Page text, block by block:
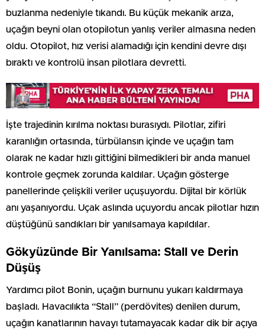
buzlanma nedeniyle tıkandı. Bu küçük mekanik arıza,
uçağın beyni olan otopilotun yanlış veriler almasına neden
oldu. Otopilot, hız verisi alamadığı için kendini devre dışı
bıraktı ve kontrolü insan pilotlara devretti.
İşte trajedinin kırılma noktası burasıydı. Pilotlar, zifiri
karanlığın ortasında, türbülansın içinde ve uçağın tam
olarak ne kadar hızlı gittiğini bilmedikleri bir anda manuel
kontrole geçmek zorunda kaldılar. Uçağın gösterge
panellerinde çelişkili veriler uçuşuyordu. Dijital bir körlük
anı yaşanıyordu. Uçak aslında uçuyordu ancak pilotlar hızın
düştüğünü sandıkları bir yanılsamaya kapıldılar.
Gökyüzünde Bir Yanılsama: Stall ve Derin
Düşüş
Yardımcı pilot Bonin, uçağın burnunu yukarı kaldırmaya
başladı. Havacılıkta “Stall” (perdövites) denilen durum,
uçağın kanatlarının havayı tutamayacak kadar dik bir açıya